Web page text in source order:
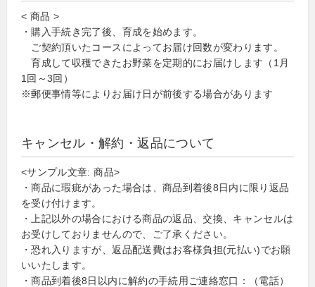
< 商品 >
・購入手続き完了後、育成を始めます。
ご契約頂いたコースによってお届け回数が変わります。
育成して収穫できたお野菜を定期的にお届けします（1月
1回～3回）
※郵便事情等によりお届け日が前後する場合があります
キャンセル・解約・返品について
<サンプル文章: 商品>
・商品に瑕疵があった場合は、商品到着後8日内に限り返品
を受け付けます。
・上記以外の場合における商品の返品、交換、キャンセルは
お受けしておりませんので、ご了承ください。
・恐れ入りますが、返品配送費はお客様負担(元払い)でお願
いいたします。
・商品到着後8日以内に解約の手続用ご連絡窓口：（電話）